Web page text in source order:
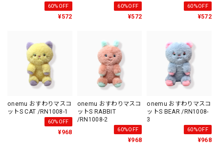
60%OFF
¥572
60%OFF
¥572
60%OFF
¥572
onemu おすわりマスコ
ットS CAT /RN1008-1
60%OFF
¥968
onemu おすわりマスコ
ットS RABBIT
/RN1008-2
60%OFF
¥968
onemu おすわりマスコ
ットS BEAR /RN1008-
3
60%OFF
¥968